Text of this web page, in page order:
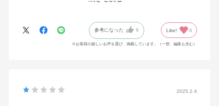
参考になった 0 Like! 0
※お客様の嬉しいお声を選び、掲載しています。（一部、編集も含む）
2025.2.4